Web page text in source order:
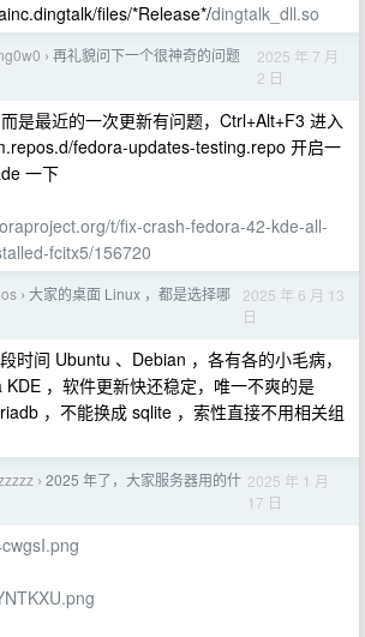
files/*Release*/dingtalk_dll.so
› 再礼貌问下一个很神奇的问题
2025 年 7 月
2 日
是最近的一次更新有问题，Ctrl+Alt+F3 进入
fedora-updates-testing.repo 开启一
一下
t/fix-crash-fedora-42-kde-all-
fcitx5/156720
› 大家的桌面 Linux ，都是选择哪
2025 年 6 月 13
日
时间 Ubuntu 、Debian ，各有各的小毛病，
，软件更新快还稳定，唯一不爽的是
，不能换成 sqlite ，索性直接不用相关组
› 2025 年了，大家服务器用的什 2025 年 1 月
17 日